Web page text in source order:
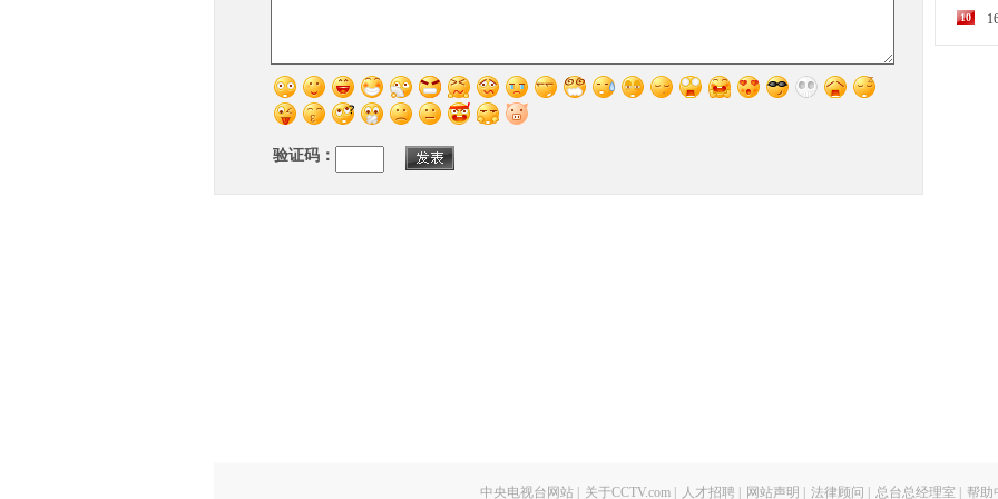
验证码：
10
中央电视台网站 关于CCTV.com 人才招聘 网站声明 法律顾问 总台总经理室 帮助